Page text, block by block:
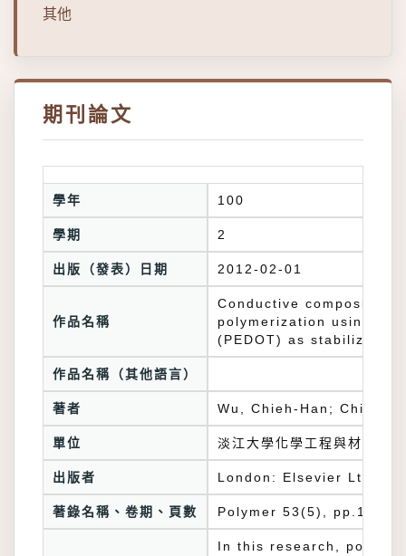
其他
期刊論文
學年 100
學期 2
出版（發表）日期 2012-02-01
作品名稱
Conductive composite
polymerization using
(PEDOT) as stabilizer
作品名稱（其他語言）
著者 Wu, Chieh-Han; Chiu,
單位 淡江大學化學工程與材料工
出版者 London: Elsevier Ltd
著錄名稱、卷期、頁數 Polymer 53(5),
In this research,